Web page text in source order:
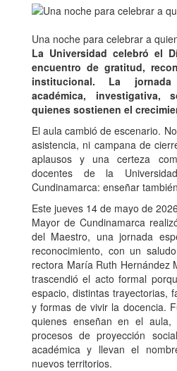
Una noche para celebrar a
La Universidad celebró el
encuentro de gratitud,
institucional. La
académica,
quienes sostienen el
El aula cambió de escenario.
asistencia, ni campana de
aplausos y una certeza
docentes de la
Cundinamarca: enseñar
Este jueves 14 de mayo de
Mayor de Cundinamarca
del Maestro, una jornada
reconocimiento, con un
rectora María Ruth Hernández
trascendió el acto formal
espacio, distintas trayectorias,
y formas de vivir la docencia.
quienes enseñan en el aula,
procesos de proyección
académica y llevan el
nuevos territorios.